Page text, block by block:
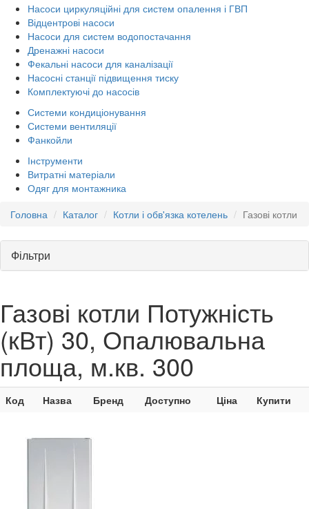
Насоси циркуляційні для систем опалення і ГВП
Відцентрові насоси
Насоси для систем водопостачання
Дренажні насоси
Фекальні насоси для каналізації
Насосні станції підвищення тиску
Комплектуючі до насосів
Системи кондиціонування
Системи вентиляції
Фанкойли
Інструменти
Витратні матеріали
Одяг для монтажника
Головна
Каталог Котли і обв'язка котелень Газові котли
Фільтри
Газові котли Потужність
(кВт) 30, Опалювальна
площа, м.кв. 300
Код Назва Бренд Доступно Ціна Купити